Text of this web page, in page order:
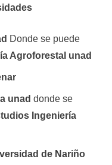
Donde se puede
Agroforestal unad
unad donde se
Ingeniería
de Nariño